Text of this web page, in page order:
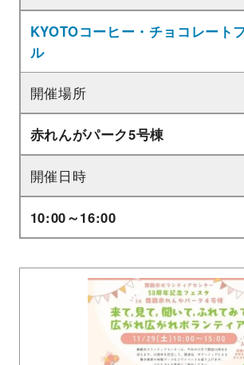
KYOTOコーヒー・チョコレート
ル
開催場所
赤れんがパーク5号棟
開催日時
10:00～16:00